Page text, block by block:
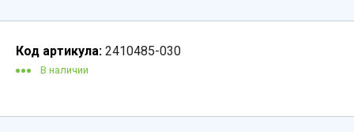
Код артикула: 2410485-030
В наличии